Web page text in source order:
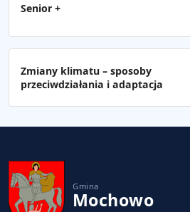
Senior +
Zmiany klimatu – sposoby
przeciwdziałania i adaptacja
Gmina
Mochowo